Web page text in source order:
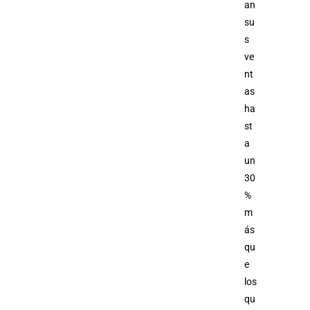
an
su
s
ve
nt
as
ha
st
a
un
30
%
m
ás
qu
e
los
qu